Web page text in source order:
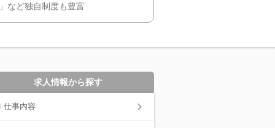
など独自制度も豊富
求人情報から探す
仕事内容